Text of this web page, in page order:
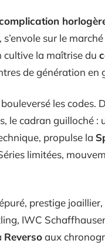
sur le
cultive la maîtrise du
de génération en
bouleversé les codes.
le cadran guilloché
propulse la
limitées,
prestige
IWC
Reversoaux